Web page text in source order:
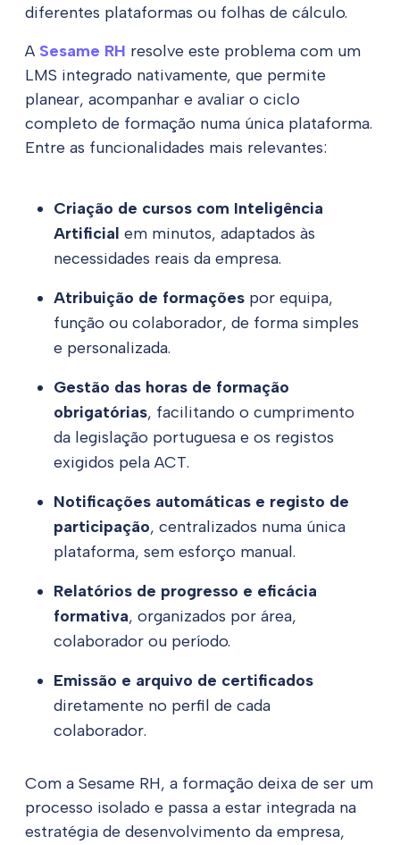
diferentes plataformas ou folhas de cálculo.
A Sesame RH resolve este problema com um
LMS integrado nativamente, que permite
planear, acompanhar e avaliar o ciclo
completo de formação numa única plataforma.
Entre as funcionalidades mais relevantes:
Criação de cursos com Inteligência
Artificial em minutos, adaptados às
necessidades reais da empresa.
Atribuição de formações por equipa,
função ou colaborador, de forma simples
e personalizada.
Gestão das horas de formação
obrigatórias, facilitando o cumprimento
da legislação portuguesa e os registos
exigidos pela ACT.
Notificações automáticas e registo de
participação, centralizados numa única
plataforma, sem esforço manual.
Relatórios de progresso e eficácia
formativa, organizados por área,
colaborador ou período.
Emissão e arquivo de certificados
diretamente no perfil de cada
colaborador.
Com a Sesame RH, a formação deixa de ser um
processo isolado e passa a estar integrada na
estratégia de desenvolvimento da empresa,